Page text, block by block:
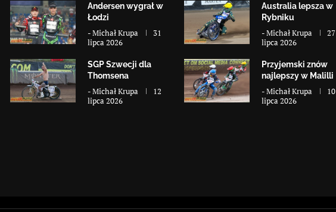
Andersen wygrał w
Łodzi
-Michał Krupa
31
lipca 2026
Australia lepsza w
Rybniku
-Michał Krupa
27
lipca 2026
SGP Szwecji dla
Thomsena
-Michał Krupa
12
lipca 2026
Przyjemski znów
najlepszy w Malilli
-Michał Krupa
10
lipca 2026